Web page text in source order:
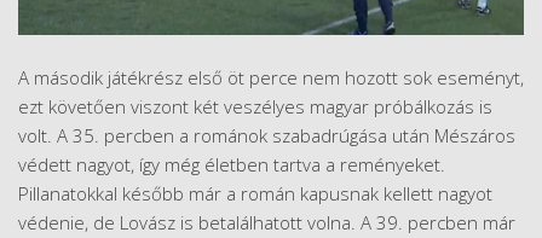
A második játékrész első öt perce nem hozott sok eseményt,
ezt követően viszont két veszélyes magyar próbálkozás is
volt. A 35. percben a románok szabadrúgása után Mészáros
védett nagyot, így még életben tartva a reményeket.
Pillanatokkal később már a román kapusnak kellett nagyot
védenie, de Lovász is betalálhatott volna. A 39. percben már